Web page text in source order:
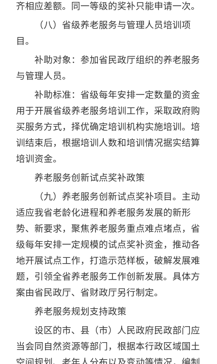
齐相应差额。同一等级的奖补只能申请一次。
（八）省级养老服务与管理人员培训项
目。
补助对象：参加省民政厅组织的养老服务
与管理人员。
补助标准：省级每年安排一定数量的资金
用于开展省级养老服务培训工作，采取政府购
买服务方式，择优确定培训机构实施培训。培
训结束后，根据培训人数和培训情况据实结算
培训资金。
养老服务创新试点奖补政策
（九）养老服务创新试点奖补项目。主动
适应我省老龄化进程和养老服务发展的新形
势、新要求，聚焦养老服务重点难点堵点，省
级每年安排一定规模的试点奖补资金，推动各
地开展试点工作，打造示范样板，破解发展难
题，引领全省养老服务工作创新发展。具体方
案由省民政厅、省财政厅另行制定。
养老服务规划支持政策
设区的市、县（市）人民政府民政部门应
当会同自然资源等部门，根据本行政区域国土